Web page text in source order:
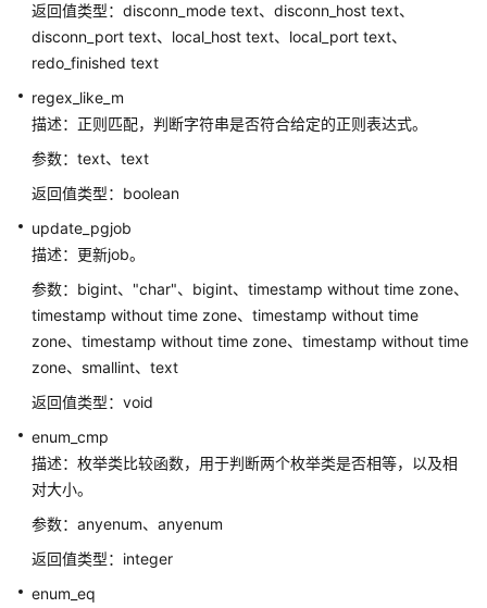
运
行
参
发
指
（分
布
开
发
南
（集
中
式
2.x）
返回值类型：disconn_mode text、disconn_host text、
disconn_port text、local_host text、local_port text、
redo_finished text
regex_like_m
描述：正则匹配，判断字符串是否符合给定的正则表达式。
参数：text、text
返回值类型：boolean
update_pgjob
描述：更新job。
参数：bigint、"char"、bigint、timestamp without time zone、
timestamp without time zone、timestamp without time
zone、timestamp without time zone、timestamp without time
zone、smallint、text
返回值类型：void
enum_cmp
描述：枚举类比较函数，用于判断两个枚举类是否相等，以及相
对大小。
参数：anyenum、anyenum
返回值类型：integer
enum_eq